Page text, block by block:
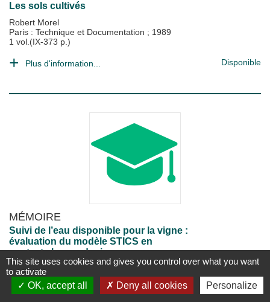
Les sols cultivés
Robert Morel
Paris : Technique et Documentation ; 1989
1 vol.(IX-373 p.)
Plus d'information... Disponible
MÉMOIRE
Suivi de l’eau disponible pour la vigne :
évaluation du modèle STICS en
contexte languedocien
Nicolas Meyer Gilles Belaud
Laurent Prévot
Montpellier [France] : AgroParisTech;2016
77 p.
This site uses cookies and gives you control over what you want
to activate
OK, accept all
Deny all cookies Personalize